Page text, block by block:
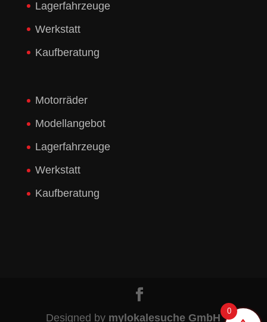
Lagerfahrzeuge
Werkstatt
Kaufberatung
Motorräder
Modellangebot
Lagerfahrzeuge
Werkstatt
Kaufberatung
Designed by mylokalesuche GmbH
0